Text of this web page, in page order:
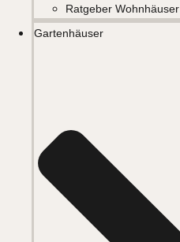
Ratgeber Wohnhäuser
Gartenhäuser